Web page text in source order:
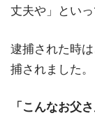
丈夫や」とい
逮捕された時
捕されました。
「こんなお父